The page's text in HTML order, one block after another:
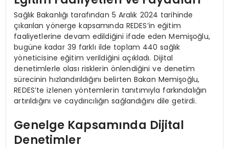
Sağlık Bakanlığı tarafından 5 Aralık 2024 tarihinde
çıkarılan yönerge kapsamında REDES’in eğitim
faaliyetlerine devam edildiğini ifade eden Memişoğlu,
bugüne kadar 39 farklı ilde toplam 440 sağlık
yöneticisine eğitim verildiğini açıkladı. Dijital
denetimlerle olası risklerin önlendiğini ve denetim
sürecinin hızlandırıldığını belirten Bakan Memişoğlu,
REDES’te izlenen yöntemlerin tanıtımıyla farkındalığın
artırıldığını ve caydırıcılığın sağlandığını dile getirdi.
Genelge Kapsamında Dijital
Denetimler